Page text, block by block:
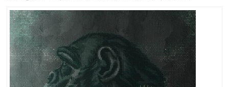
NOWOŚCI
MARKI
OUTLET